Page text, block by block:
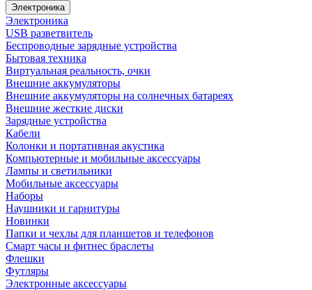
Электроника
Электроника
USB разветвитель
Беспроводные зарядные устройства
Бытовая техника
Виртуальная реальность, очки
Внешние аккумуляторы
Внешние аккумуляторы на солнечных батареях
Внешние жесткие диски
Зарядные устройства
Кабели
Колонки и портативная акустика
Компьютерные и мобильные аксессуары
Лампы и светильники
Мобильные аксессуары
Наборы
Наушники и гарнитуры
Новинки
Папки и чехлы для планшетов и телефонов
Смарт часы и фитнес браслеты
Флешки
Футляры
Электронные аксессуары